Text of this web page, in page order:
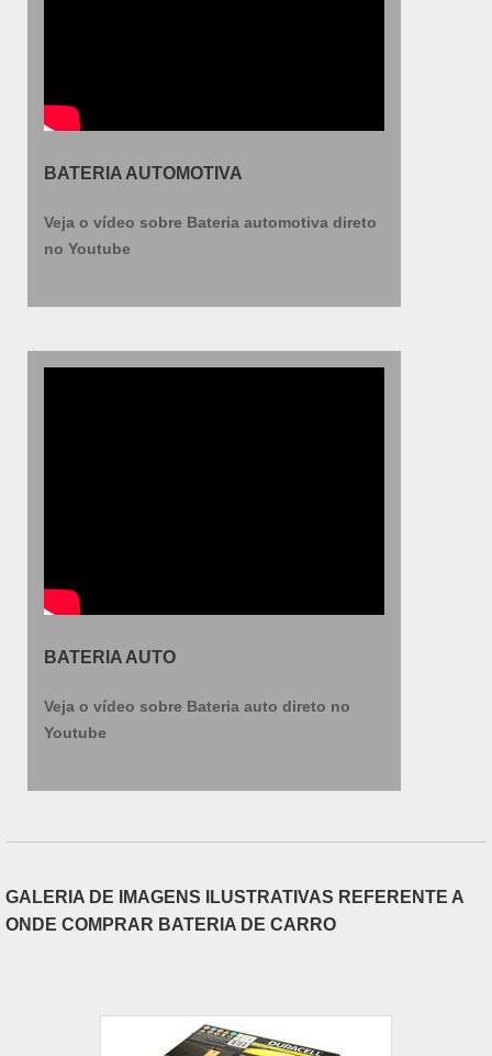
BATERIA AUTOMOTIVA
Veja o vídeo sobre Bateria automotiva direto
no Youtube
BATERIA AUTO
Veja o vídeo sobre Bateria auto direto no
Youtube
GALERIA DE IMAGENS ILUSTRATIVAS REFERENTE A
ONDE COMPRAR BATERIA DE CARRO